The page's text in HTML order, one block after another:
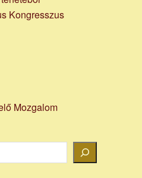
Kongresszus
Mozgalom